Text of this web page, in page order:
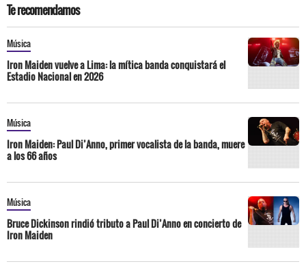
Te recomendamos
Música
Iron Maiden vuelve a Lima: la mítica banda conquistará el
Estadio Nacional en 2026
Música
Iron Maiden: Paul Di’Anno, primer vocalista de la banda, muere
a los 66 años
Música
Bruce Dickinson rindió tributo a Paul Di’Anno en concierto de
Iron Maiden